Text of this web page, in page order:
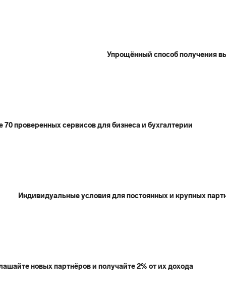
Упрощённый способ получения
70 проверенных сервисов для бизнеса и бухгалтерии
Индивидуальные условия для постоянных и крупных
новых партнёров и получайте 2% от их дохода